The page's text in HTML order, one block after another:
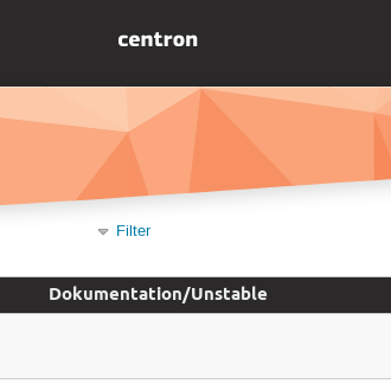
Filter
Dokumentation/Unstable